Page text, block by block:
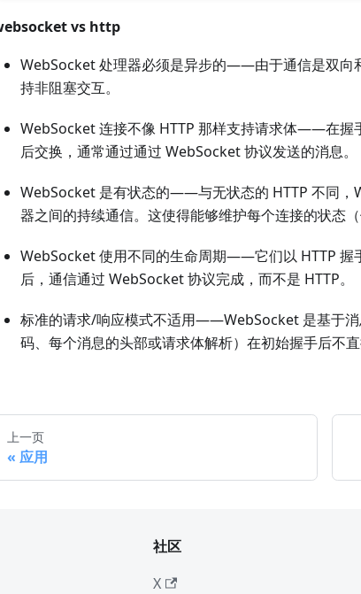
vs http
WebSocket 处理器必须是异步的——由于通信是双向
持非阻塞交互。
WebSocket 连接不像 HTTP 那样支持请求体——在握
后交换，通常通过通过 WebSocket 协议发送的消息。
WebSocket 是有状态的——与无状态的 HTTP 不同，
器之间的持续通信。这使得能够维护每个连接的状态
WebSocket 使用不同的生命周期——它们以 HTTP 握
后，通信通过 WebSocket 协议完成，而不是 HTTP。
标准的请求/响应模式不适用——WebSocket 是基于
码、每个消息的头部或请求体解析）在初始握手后不直
上一页
应用
社区
X